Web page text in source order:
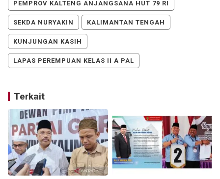
PEMPROV KALTENG ANJANGSANA HUT 79 RI
SEKDA NURYAKIN KALIMANTAN TENGAH
KUNJUNGAN KASIH
LAPAS PEREMPUAN KELAS II A PAL
Terkait